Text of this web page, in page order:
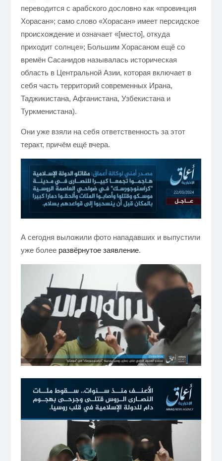
переводится с арабского дословно как «провинция
Хорасан»; само слово «Хорасан» имеет персидское
происхождение и означает «[место], откуда
приходит солнце»; Большим Хорасаном ещё со
времён Сасанидов называлась историческая
область в Центральной Азии, которая включает в
себя часть территорий современных Ирана,
Таджикистана, Афганистана, Узбекистана и
Туркменистана).
Они уже взяли на себя ответственность за этот
теракт, причём ещё вчера.
А сегодня выложили фото нападавших и выпустили
уже более развёрнутое заявление.